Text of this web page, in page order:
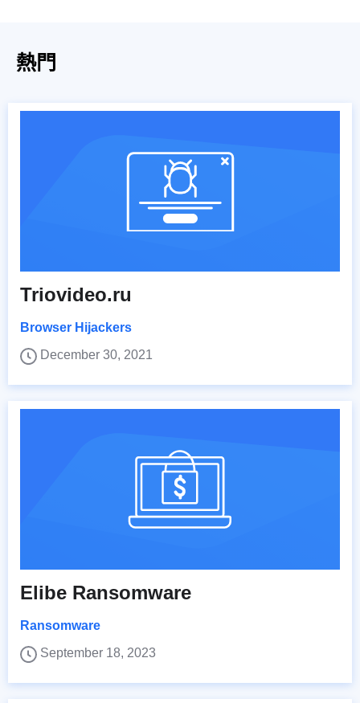
熱門
Triovideo.ru
Browser Hijackers
December 30, 2021
Elibe Ransomware
Ransomware
September 18, 2023